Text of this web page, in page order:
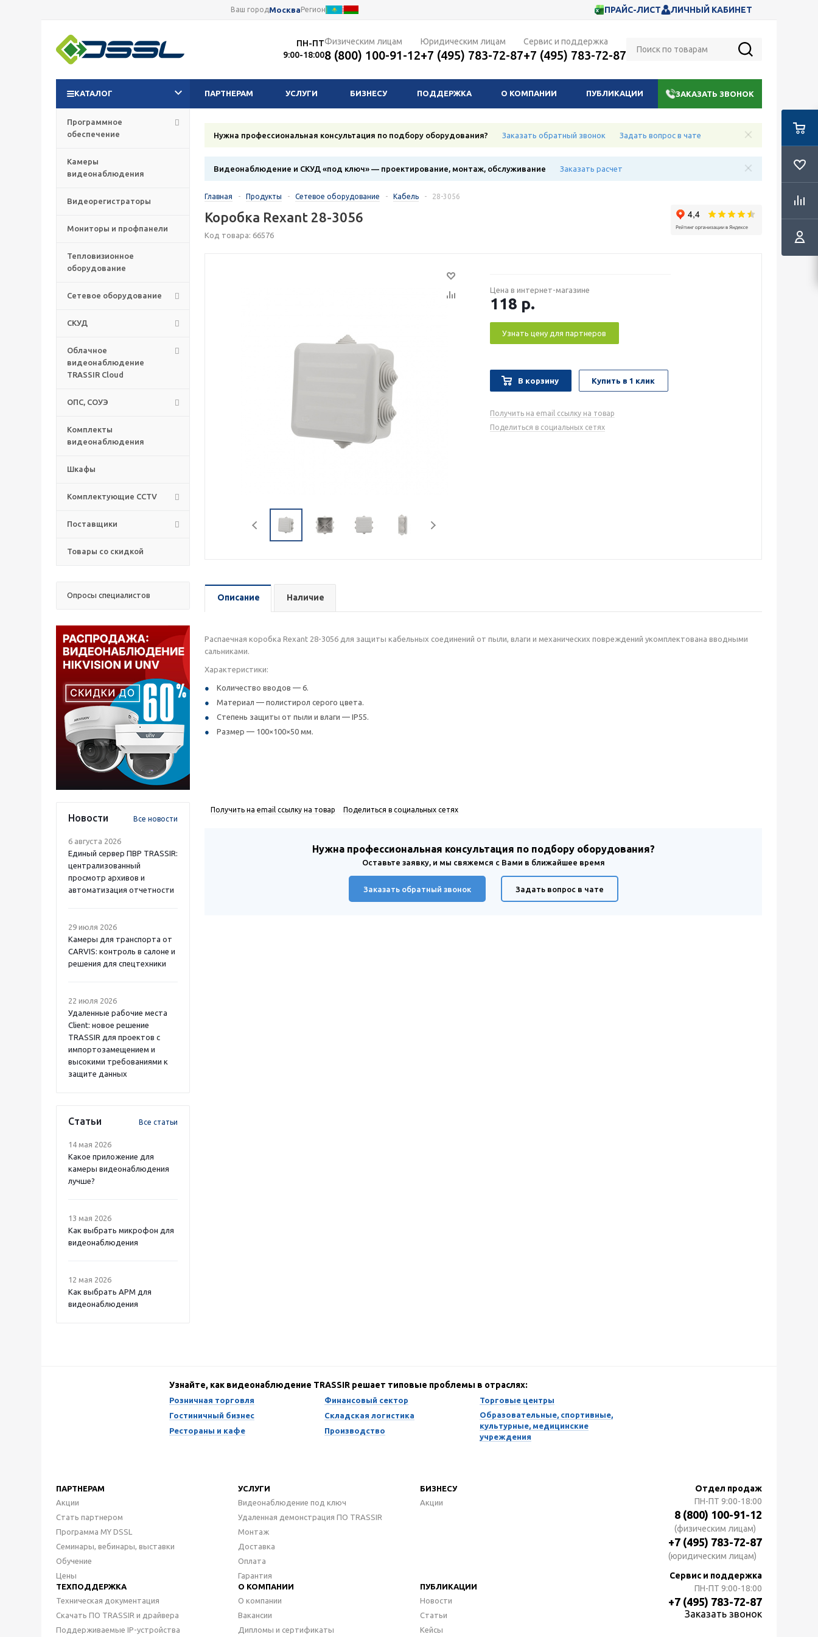
Ваш городМоскваРегион ПРАЙС-ЛИСТ ЛИЧНЫЙ КАБИНЕТ
ПН-ПТ
9:00-18:00
Физическим лицам
8 (800) 100-91-12
Юридическим лицам
+7 (495) 783-72-87
Сервис и поддержка
+7 (495) 783-72-87
КАТАЛОГ ПАРТНЕРАМ УСЛУГИ БИЗНЕСУ ПОДДЕРЖКА О КОМПАНИИ ПУБЛИКАЦИИ ЗАКАЗАТЬ ЗВОНОК
Программное
обеспечение
Камеры
видеонаблюдения
Видеорегистраторы
Мониторы и профпанели
Тепловизионное
оборудование
Сетевое оборудование
СКУД
Облачное
видеонаблюдение
TRASSIR Cloud
ОПС, СОУЭ
Комплекты
видеонаблюдения
Шкафы
Комплектующие CCTV
Поставщики
Товары со скидкой
Опросы специалистов
Новости Все новости
6 августа 2026
Единый сервер ПВР TRASSIR:
централизованный
просмотр архивов и
автоматизация отчетности
29 июля 2026
Камеры для транспорта от
CARVIS: контроль в салоне и
решения для спецтехники
22 июля 2026
Удаленные рабочие места
Client: новое решение
TRASSIR для проектов с
импортозамещением и
высокими требованиями к
защите данных
Статьи Все статьи
14 мая 2026
Какое приложение для
камеры видеонаблюдения
лучше?
13 мая 2026
Как выбрать микрофон для
видеонаблюдения
12 мая 2026
Как выбрать APM для
видеонаблюдения
Нужна профессиональная консультация по подбору оборудования? Заказать обратный звонок Задать вопрос в чате
Видеонаблюдение и СКУД «под ключ» — проектирование, монтаж, обслуживание Заказать расчет
Главная - Продукты - Сетевое оборудование - Кабель - 28-3056
Коробка Rexant 28-3056
Код товара: 66576
Цена в интернет-магазине
118 р.
Узнать цену для партнеров
В корзину Купить в 1 клик
Получить на email ссылку на товар
Поделиться в социальных сетях
Описание Наличие
Распаечная коробка Rexant 28-3056 для защиты кабельных соединений от пыли, влаги и механических повреждений укомплектована вводными
сальниками.
Характеристики:
Количество вводов — 6.
Материал — полистирол серого цвета.
Степень защиты от пыли и влаги — IP55.
Размер — 100×100×50 мм.
Получить на email ссылку на товар Поделиться в социальных сетях
Нужна профессиональная консультация по подбору оборудования?
Оставьте заявку, и мы свяжемся с Вами в ближайшее время
Заказать обратный звонок Задать вопрос в чате
Узнайте, как видеонаблюдение TRASSIR решает типовые проблемы в отраслях:
Розничная торговля
Гостиничный бизнес
Рестораны и кафе
Финансовый сектор
Складская логистика
Производство
Торговые центры
Образовательные, спортивные,
культурные, медицинские
учреждения
ПАРТНЕРАМ
Акции
Стать партнером
Программа MY DSSL
Семинары, вебинары, выставки
Обучение
Цены
УСЛУГИ
Видеонаблюдение под ключ
Удаленная демонстрация ПО TRASSIR
Монтаж
Доставка
Оплата
Гарантия
БИЗНЕСУ
Акции
ТЕХПОДДЕРЖКА
Техническая документация
Скачать ПО TRASSIR и драйвера
Поддерживаемые IP-устройства
О КОМПАНИИ
О компании
Вакансии
Дипломы и сертификаты
ПУБЛИКАЦИИ
Новости
Статьи
Кейсы
Отдел продаж
ПН-ПТ 9:00-18:00
8 (800) 100-91-12
(физическим лицам)
+7 (495) 783-72-87
(юридическим лицам)
Сервис и поддержка
ПН-ПТ 9:00-18:00
+7 (495) 783-72-87
Заказать звонок